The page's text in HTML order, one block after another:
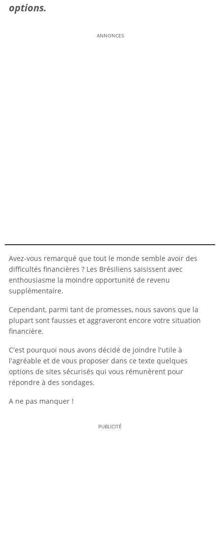
options.
ANNONCES
Avez-vous remarqué que tout le monde semble avoir des
difficultés financières ? Les Brésiliens saisissent avec
enthousiasme la moindre opportunité de revenu
supplémentaire.
Cependant, parmi tant de promesses, nous savons que la
plupart sont fausses et aggraveront encore votre situation
financière.
C'est pourquoi nous avons décidé de joindre l'utile à
l'agréable et de vous proposer dans ce texte quelques
options de sites sécurisés qui vous rémunèrent pour
répondre à des sondages.
A ne pas manquer !
PUBLICITÉ